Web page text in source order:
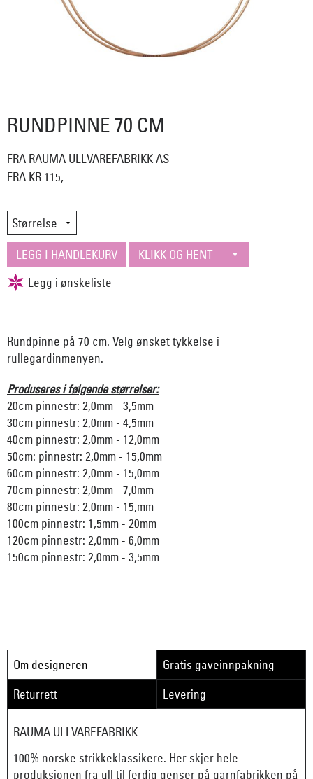
RUNDPINNE 70 CM
FRA RAUMA ULLVAREFABRIKK AS
FRA KR 115,-
Rundpinne på 70 cm. Velg ønsket tykkelse i
rullegardinmenyen.
Produseres i følgende størrelser:
20cm pinnestr: 2,0mm - 3,5mm
30cm pinnestr: 2,0mm - 4,5mm
40cm pinnestr: 2,0mm - 12,0mm
50cm: pinnestr: 2,0mm - 15,0mm
60cm pinnestr: 2,0mm - 15,0mm
70cm pinnestr: 2,0mm - 7,0mm
80cm pinnestr: 2,0mm - 15,mm
100cm pinnestr: 1,5mm - 20mm
120cm pinnestr: 2,0mm - 6,0mm
150cm pinnestr: 2,0mm - 3,5mm
Om designeren
Gratis gaveinnpakning
Returrett
Levering
RAUMA ULLVAREFABRIKK
100% norske strikkeklassikere. Her skjer hele
produksjonen fra ull til ferdig genser på garnfabrikken på